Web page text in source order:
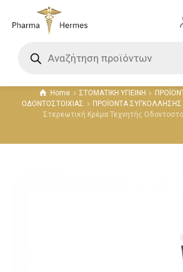
Home ΣΤΟΜΑΤΙΚΗ ΥΓΙΕΙΝΗ
ΟΔΟΝΤΟΣΤΟΙΧΙΑΣ
ΠΡΟΪΟΝΤΑ ΣΥΓΚΟΛΛΗΣΗΣ
Στερεωτική Κρέμα Τεχνητής